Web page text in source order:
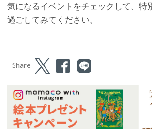
気になるイベントをチェックして、特
過ごしてみてください。
Share